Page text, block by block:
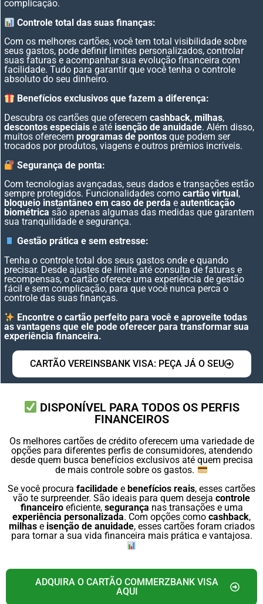
complicação.
Controle total das suas finanças:
Com os melhores cartões, você tem total visibilidade sobre
seus gastos, pode definir limites personalizados, controlar
suas faturas e acompanhar sua evolução financeira com
facilidade. Tudo para garantir que você tenha o controle
absoluto do seu dinheiro.
Benefícios exclusivos que fazem a diferença:
Descubra os cartões que oferecem cashback, milhas,
descontos especiais e até isenção de anuidade. Além disso,
muitos oferecem programas de pontos que podem ser
trocados por produtos, viagens e outros prêmios incríveis.
Segurança de ponta:
Com tecnologias avançadas, seus dados e transações estão
sempre protegidos. Funcionalidades como cartão virtual ,
bloqueio instantâneo em caso de perda e autenticação
biométrica são apenas algumas das medidas que garantem
sua tranquilidade e segurança.
Gestão prática e sem estresse:
Tenha o controle total dos seus gastos onde e quando
precisar. Desde ajustes de limite até consulta de faturas e
recompensas, o cartão oferece uma experiência de gestão
fácil e sem complicação, para que você nunca perca o
controle das suas finanças.
Encontre o cartão perfeito para você e aproveite todas
as vantagens que ele pode oferecer para transformar sua
experiência financeira.
CARTÃO VEREINSBANK VISA: PEÇA JÁ O SEU
DISPONÍVEL PARA TODOS OS PERFIS
FINANCEIROS
Os melhores cartões de crédito oferecem uma variedade de
opções para diferentes perfis de consumidores, atendendo
desde quem busca benefícios exclusivos até quem precisa
de mais controle sobre os gastos.
Se você procura facilidade e benefícios reais, esses cartões
vão te surpreender. São ideais para quem deseja controle
financeiroeficiente, segurança nas transações e uma
experiência personalizada. Com opções como cashback,
milhase isenção de anuidade, esses cartões foram criados
para tornar a sua vida financeira mais prática e vantajosa.
ADQUIRA O CARTÃO COMMERZBANK VISA
AQUI